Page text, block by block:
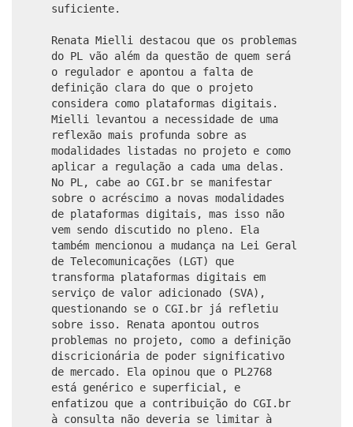
suficiente.
Renata Mielli destacou que os problemas
do PL vão além da questão de quem será
o regulador e apontou a falta de
definição clara do que o projeto
considera como plataformas digitais.
Mielli levantou a necessidade de uma
reflexão mais profunda sobre as
modalidades listadas no projeto e como
aplicar a regulação a cada uma delas.
No PL, cabe ao CGI.br se manifestar
sobre o acréscimo a novas modalidades
de plataformas digitais, mas isso não
vem sendo discutido no pleno. Ela
também mencionou a mudança na Lei Geral
de Telecomunicações (LGT) que
transforma plataformas digitais em
serviço de valor adicionado (SVA),
questionando se o CGI.br já refletiu
sobre isso. Renata apontou outros
problemas no projeto, como a definição
discricionária de poder significativo
de mercado. Ela opinou que o PL2768
está genérico e superficial, e
enfatizou que a contribuição do CGI.br
à consulta não deveria se limitar à